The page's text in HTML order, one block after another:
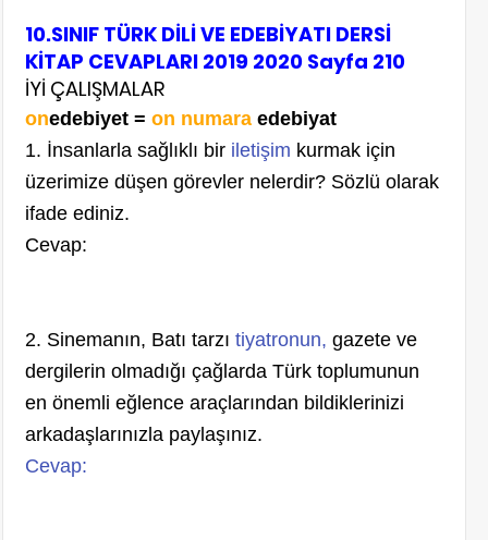
10.SINIF TÜRK DİLİ VE EDEBİYATI DERSİ
KİTAP CEVAPLARI 2019 2020 Sayfa 210
İYİ ÇALIŞMALAR
onedebiyet =on numara edebiyat
1. İnsanlarla sağlıklı bir iletişim kurmak için
üzerimize düşen görevler nelerdir? Sözlü olarak
ifade ediniz.
Cevap:
2. Sinemanın, Batı tarzıtiyatronun, gazete ve
dergilerin olmadığı çağlarda Türk toplumunun
en önemli eğlence araçlarından bildiklerinizi
arkadaşlarınızla paylaşınız.
Cevap: